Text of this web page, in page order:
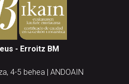
- Erroitz BM
4-5 behea | ANDOAIN